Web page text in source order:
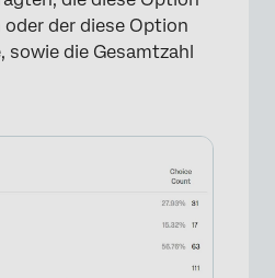
×
der diese Option
sowie die Gesamtzahl